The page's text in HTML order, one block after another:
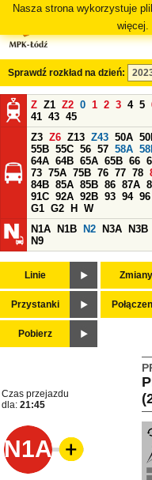
Nasza strona wykorzystuje
więcej.
Sprawdź rozkład na dzień:
Z Z1 Z2 0 1 2 3 4 5
41 43 45
Z3 Z6 Z13 Z43 50A
55B 55C 56 57 58A
64A 64B 65A 65B 66
73 75A 75B 76 77 78
84B 85A 85B 86 87A
91C 92A 92B 93 94 96
G1 G2 H
W
N1A
N1B N2 N3A N3B
N9
Linie Zmiany
Przystanki
Pobierz
Czas przejazdu
dla: 21:45
N1A